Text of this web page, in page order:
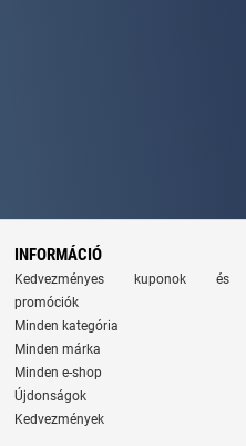
INFORMÁCIÓ
Kedvezményes kuponok és
promóciók
Minden kategória
Minden márka
Minden e-shop
Újdonságok
Kedvezmények